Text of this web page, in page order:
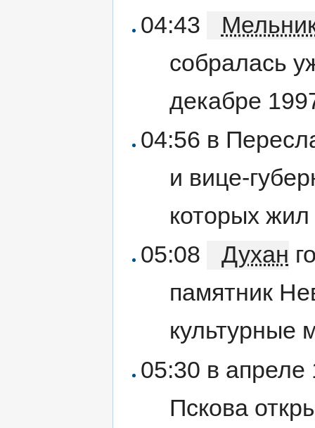
04:43
собралась
декабре
04:56 в
и вице-
которых
05:08
Духан
памятник
культурные
05:30 в апреле
Пскова